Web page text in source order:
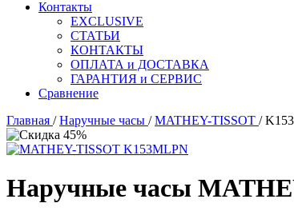
Контакты
EXCLUSIVE
СТАТЬИ
КОНТАКТЫ
ОПЛАТА и ДОСТАВКА
ГАРАНТИЯ и СЕРВИС
Сравнение
Главная /Наручные часы /MATHEY-TISSOT /
Наручные часы